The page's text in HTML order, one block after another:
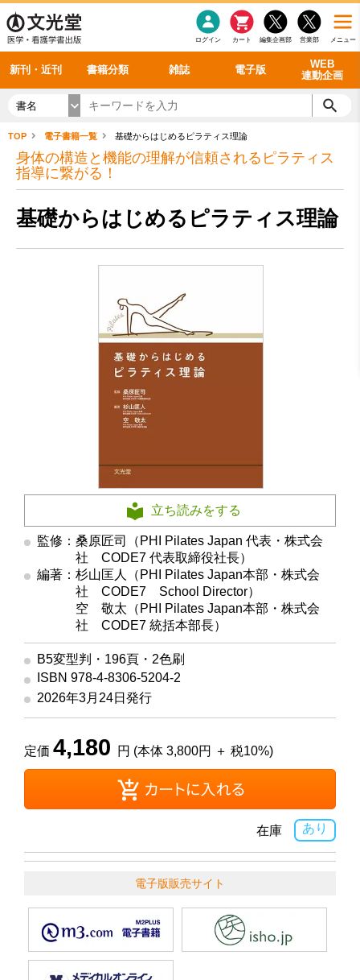
メニュー
営業部
編集企画部
カート
ログイン
新刊・近刊 書籍分類 雑誌 電子版
WEB
連動企画
感染症 老年医学
看護・介護
呼吸器
循環器
シリーズ一覧
雑誌投稿規定
理学療法
雑誌案内・年間購読 最新号 バックナンバー
電子書籍
電子雑誌
書籍「データに基づく臨床動作分析」WEB動画
書籍「眼手術学」WEB動画
書籍「神経症候学 II 改訂第二版」 WEB動画
新刊一覧
今後の発行予定
書名
TOP 電子書籍一覧 基礎からはじめるピラティス理論
身体の構造と機能の理解が信頼されるピラティス
指導に繋がる！
基礎からはじめるピラティス理論
立ち読みをする
監修：桑原匠司（PHI Pilates Japan 代表・株式会
社 CODE7 代表取締役社長）
編著：杉山匡人（PHI Pilates Japan本部・株式会
社 CODE7 School Director）
空 敬太（PHI Pilates Japan本部・株式会
社 CODE7 統括本部長）
B5変型判・196頁・2色刷
ISBN 978-4-8306-5204-2
2026年3月24日発行
定価 4,180 円 (本体 3,800円 ＋ 税10%)
あり
在庫
電子版販売サイト